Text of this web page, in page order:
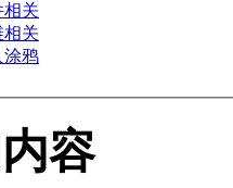
相关
相关
涂鸦
容